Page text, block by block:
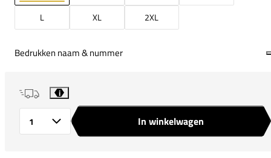
L
XL 2XL
Bedrukken naam & nummer
i
In winkelwagen